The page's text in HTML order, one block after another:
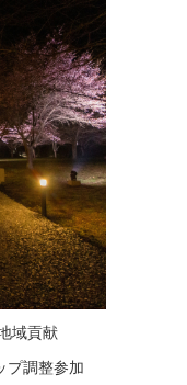
域貢献
プ調整参加